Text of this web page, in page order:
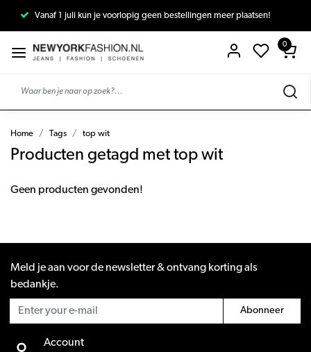
Vanaf 1 juli kun je voorlopig geen bestellingen meer plaatsen!
0
Home Tags top wit
Producten getagd met top wit
Geen producten gevonden!
Meld je aan voor de newsletter & ontvang korting als
bedankje.
Abonneer
Account